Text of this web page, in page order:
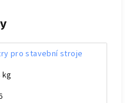
pro stavební stroje
kg